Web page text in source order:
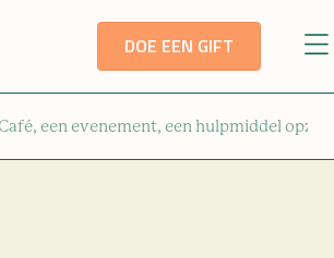
DOE EEN GIFT